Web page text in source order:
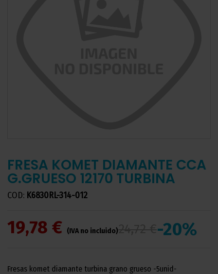
FRESA KOMET DIAMANTE CCA
G.GRUESO 12170 TURBINA
COD: K6830RL-314-012
19,78 € (IVA no incluido) -20%
Fresas komet diamante turbina grano grueso -5unid-